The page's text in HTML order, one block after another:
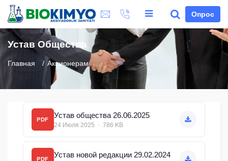
Опрос
Устав Общества
Главная Акционерам
PDF
Устав общества 26.06.2025
24 Июля 2025 · 786 KB
PDF
Устав новой редакции 29.02.2024